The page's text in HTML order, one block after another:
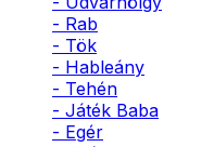
- Rab
- Tök
- Hableány
- Tehén
- Játék Baba
- Egér